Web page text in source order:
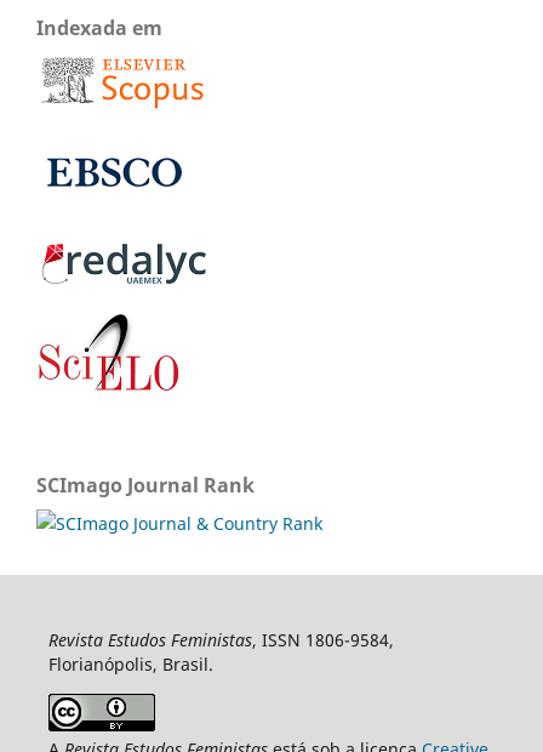
Indexada em
SCImago Journal Rank
Revista Estudos Feministas, ISSN 1806-9584,
Florianópolis, Brasil.